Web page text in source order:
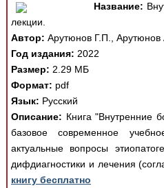
Название:
лекции.
Автор: Арутюнов Г.П., Арутюнов
Год издания: 2022
Размер: 2.29 МБ
Формат: pdf
Язык: Русский
Описание: Книга "Внутренние
базовое современное
актуальные вопросы
дифдиагностики и лечения
книгу бесплатно